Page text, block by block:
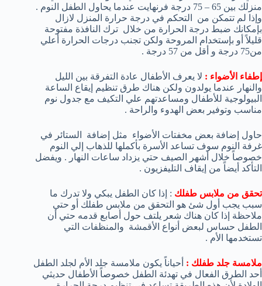
منزلك بين 65 – 75 درجة فرنهايت عندما يحاول الطفل النوم .
وإذا لم تتمكن من التحكم في درجة حرارة المنزل لازال
بإمكانك ضبط درجة الحرارة من خلال ترك النافذة مفتوحة
قليلاً أو بإستخدام المروحة ولكن تجنب درجات الحرارة أعلي
من75 درجة و أقل من 57 درجة .
إطفاء الأضواء : لا يعرف الأطفال عادة التفرقة بين الليل
والنهار عندما يولدون ولكن هناك طرق تنظيم إيقاع الساعة
البيولوجية للأطفال ومساعدتهم علي التكيف مع جدول نوم
مناسب وتوفير بعض الهدوء والراحة .
حاول إضافة بعض مخفتات الأضواء مثل إضافة الستائر في
غرفة النوم سوف تساعد الأسرة بأكملها للذهاب إلي النوم
خصوصاً خلال أشهر الصيف حتي يزداد ساعات النهار . ويفضل
التأكد أيضاً من إيقاف التليفزيون .
تحقق من ملابس طفلك : إذا كان الطفل يبكي ولا تدرك ما
سبب يجب أول شئ هو التحقق من ملابس طفلك أو حتي
ملاحظة إذا كان هناك شعر يلتف حول أصابع قدمه حتي أن
الطفل حساس لبعض أنواع الأقمشة والمنظفات التي
تستخدمها الأم .
ملامسة جلد طفلك : أحياناً يكون ملامسة جلد الأم لجلد الطفل
أحد الطرق الفعال في تهدئة الطفل خصوصاً الأطفال حديثي